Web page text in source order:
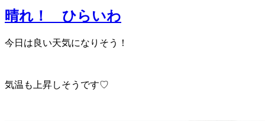
晴れ！ ひらいわ
今日は良い天気になりそう！
気温も上昇しそうです♡